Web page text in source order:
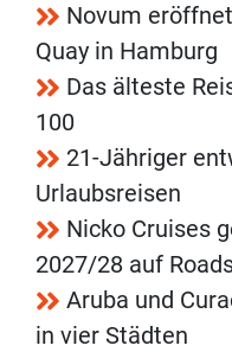
Novum
Quay in Hamburg
Das älteste
100
21-Jähriger
Urlaubsreisen
Nicko Cruises
2027/28 auf
Aruba und
in vier Städten